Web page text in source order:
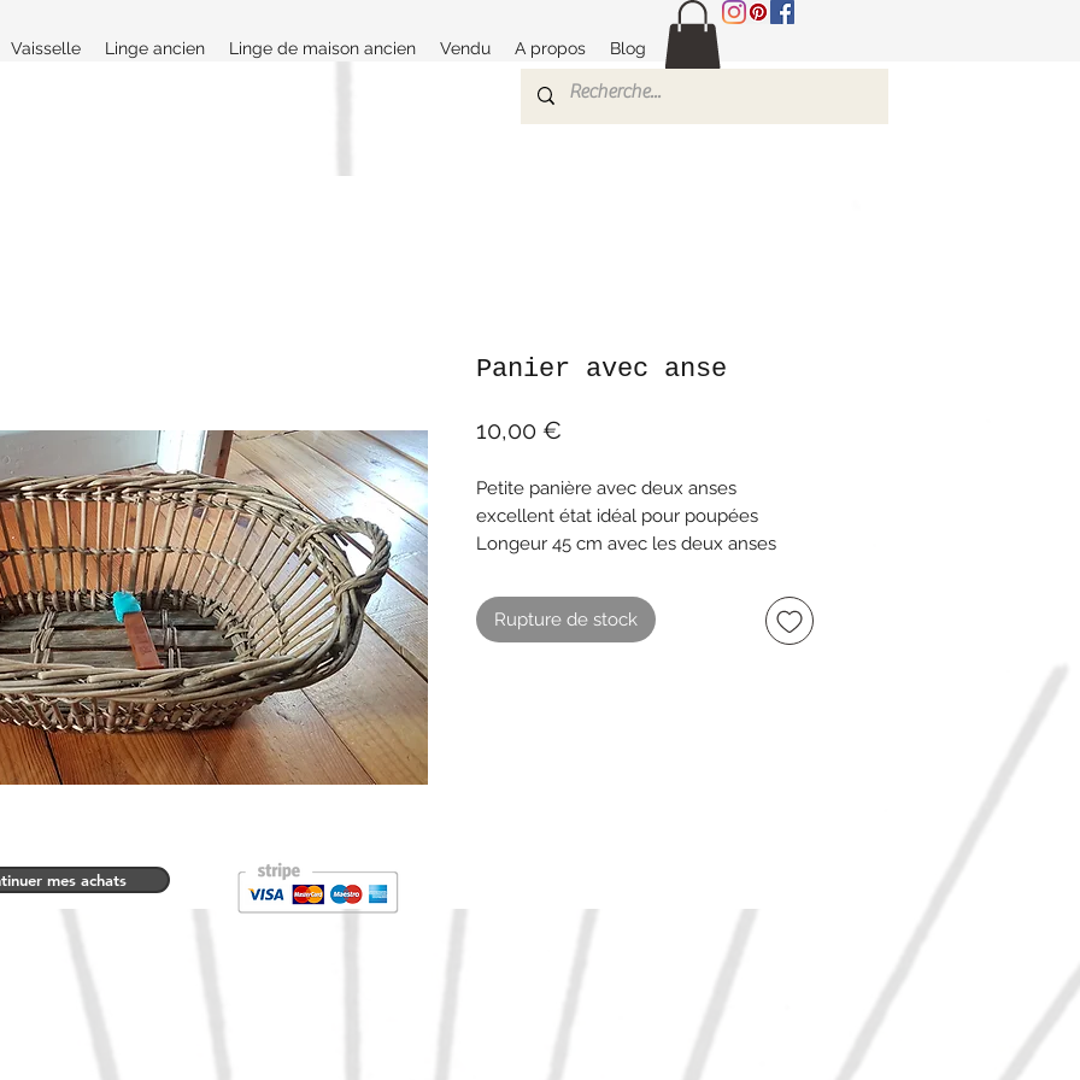
Vaisselle Linge ancien Linge de maison ancien Vendu A propos Blog
Panier avec anse
10,00 €
Petite panière avec deux anses
excellent état idéal pour poupées
Longeur 45 cm avec les deux anses
Largeur : 25 cm
Rupture de stock
mes achats